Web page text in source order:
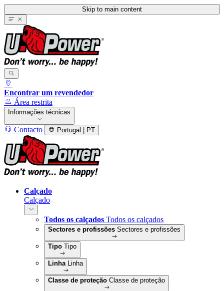
Skip to main content
Encontrar um revendedor
Área restrita
Informações técnicas
Contacto Portugal | PT
Calçado
Calçado
Todos os calçados Todos os calçados
Sectores e profissões Sectores e profissões
Tipo Tipo
Linha Linha
Classe de proteção Classe de proteção